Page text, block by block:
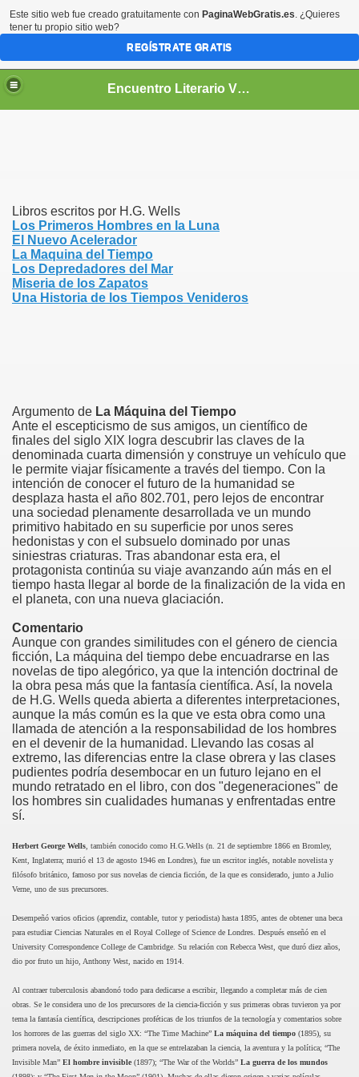
Encuentro Literario Virtual
Libros escritos por H.G. Wells
Los Primeros Hombres en la Luna
El Nuevo Acelerador
La Maquina del Tiempo
Los Depredadores del Mar
Miseria de los Zapatos
Una Historia de los Tiempos Venideros
Argumento de La Máquina del Tiempo
Ante el escepticismo de sus amigos, un científico de
finales del siglo XIX logra descubrir las claves de la
denominada cuarta dimensión y construye un vehículo que
le permite viajar físicamente a través del tiempo. Con la
intención de conocer el futuro de la humanidad se
desplaza hasta el año 802.701, pero lejos de encontrar
una sociedad plenamente desarrollada ve un mundo
primitivo habitado en su superficie por unos seres
hedonistas y con el subsuelo dominado por unas
siniestras criaturas. Tras abandonar esta era, el
protagonista continúa su viaje avanzando aún más en el
tiempo hasta llegar al borde de la finalización de la vida en
el planeta, con una nueva glaciación.
Comentario
Aunque con grandes similitudes con el género de ciencia
ficción, La máquina del tiempo debe encuadrarse en las
novelas de tipo alegórico, ya que la intención doctrinal de
la obra pesa más que la fantasía científica. Así, la novela
de H.G. Wells queda abierta a diferentes interpretaciones,
aunque la más común es la que ve esta obra como una
llamada de atención a la responsabilidad de los hombres
en el devenir de la humanidad. Llevando las cosas al
extremo, las diferencias entre la clase obrera y las clases
pudientes podría desembocar en un futuro lejano en el
mundo retratado en el libro, con dos "degeneraciones" de
los hombres sin cualidades humanas y enfrentadas entre
sí.
Herbert George Wells , también conocido como H.G.Wells (n. 21 de septiembre 1866 en Bromley,
Kent, Inglaterra; murió el 13 de agosto 1946 en Londres), fue un escritor inglés, notable novelista y
filósofo británico, famoso por sus novelas de ciencia ficción, de la que es considerado, junto a Julio
Verne, uno de sus precursores.
Desempeñó varios oficios (aprendiz, contable, tutor y periodista) hasta 1895, antes de obtener una beca
para estudiar Ciencias Naturales en el Royal College of Science de Londres. Después enseñó en el
University Correspondence College de Cambridge. Su relación con Rebecca West, que duró diez años,
dio por fruto un hijo, Anthony West, nacido en 1914.
Al contraer tuberculosis abandonó todo para dedicarse a escribir, llegando a completar más de cien
obras. Se le considera uno de los precursores de la ciencia-ficción y sus primeras obras tuvieron ya por
tema la fantasía científica, descripciones proféticas de los triunfos de la tecnología y comentarios sobre
los horrores de las guerras del siglo XX: “The Time Machine” La máquina del tiempo (1895), su
primera novela, de éxito inmediato, en la que se entrelazaban la ciencia, la aventura y la política; “The
Invisible Man” El hombre invisible (1897); “The War of the Worlds” La guerra de los mundos
Este sitio web fue creado gratuitamente con PaginaWebGratis.es. ¿Quieres
tener tu propio sitio web?
REGÍSTRATE GRATIS